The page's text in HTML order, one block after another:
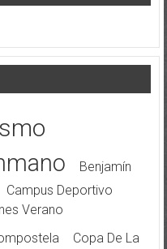
Benjamín
Campus Deportivo
Verano
Copa De La